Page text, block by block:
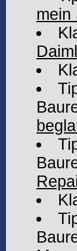
mein